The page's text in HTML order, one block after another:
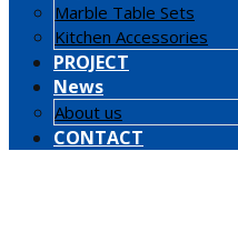
Marble Table Sets
Kitchen Accessories
PROJECT
News
About us
CONTACT